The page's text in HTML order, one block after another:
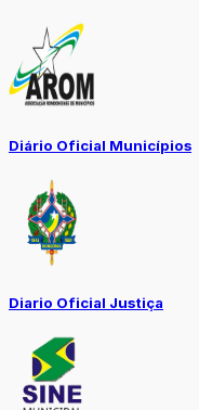
Diário Oficial Municípios
Diario Oficial Justiça